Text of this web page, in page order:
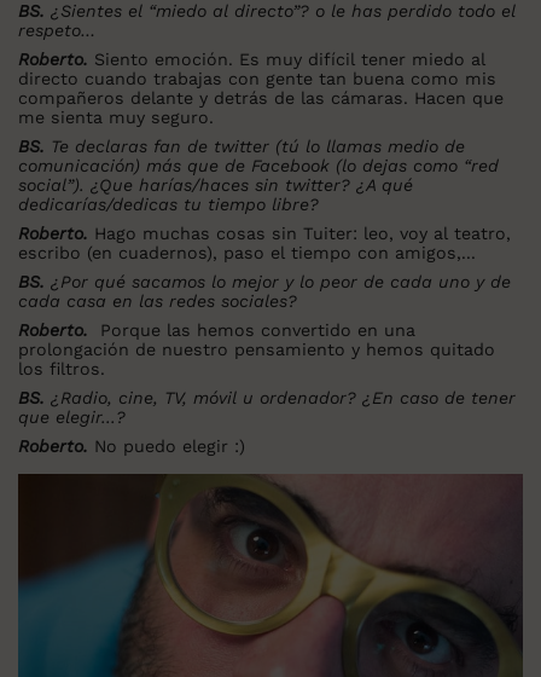
BS. ¿Sientes el “miedo al directo”? o le has perdido todo el
respeto…
Roberto. Siento emoción. Es muy difícil tener miedo al
directo cuando trabajas con gente tan buena como mis
compañeros delante y detrás de las cámaras. Hacen que
me sienta muy seguro.
BS. Te declaras fan de twitter (tú lo llamas medio de
comunicación) más que de Facebook (lo dejas como “red
social”). ¿Que harías/haces sin twitter? ¿A qué
dedicarías/dedicas tu tiempo libre?
Roberto. Hago muchas cosas sin Tuiter: leo, voy al teatro,
escribo (en cuadernos), paso el tiempo con amigos,...
BS. ¿Por qué sacamos lo mejor y lo peor de cada uno y de
cada casa en las redes sociales?
Roberto. Porque las hemos convertido en una
prolongación de nuestro pensamiento y hemos quitado
los filtros.
BS. ¿Radio, cine, TV, móvil u ordenador? ¿En caso de tener
que elegir...?
Roberto. No puedo elegir :)